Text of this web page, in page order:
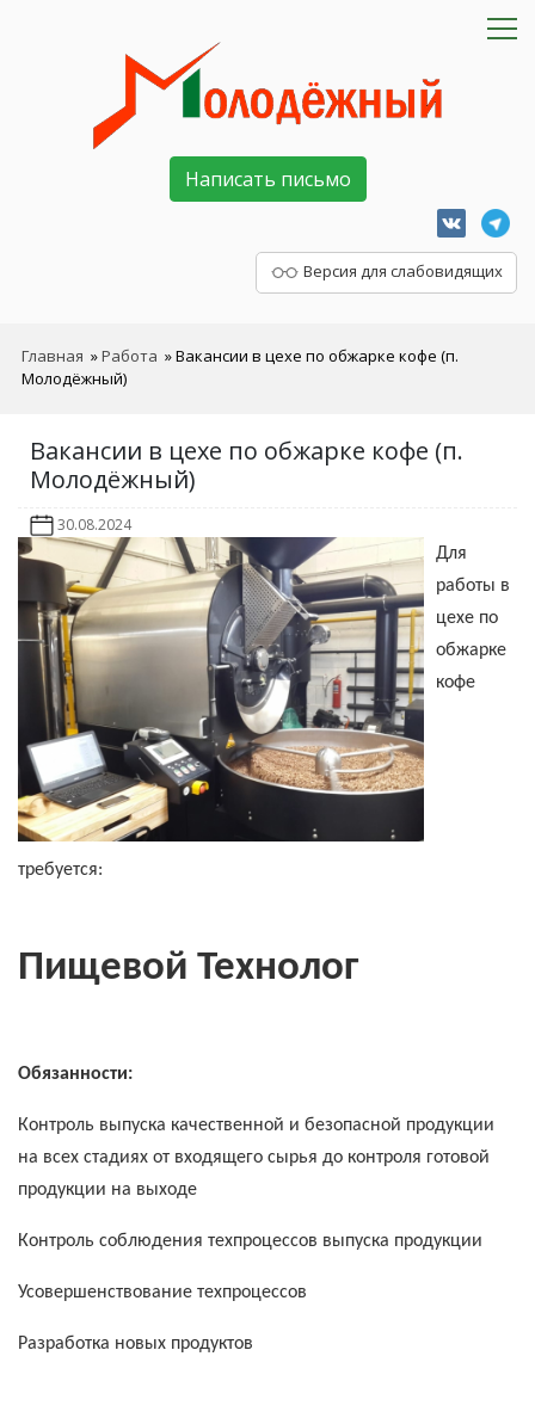
Написать письмо
Версия для слабовидящих
Главная »Работа »Вакансии в цехе по обжарке кофе (п.
Молодёжный)
Вакансии в цехе по обжарке кофе (п.
Молодёжный)
30.08.2024
Для
работы в
цехе по
обжарке
кофе
требуется:
Пищевой Технолог
Обязанности:
Контроль выпуска качественной и безопасной продукции
на всех стадиях от входящего сырья до контроля готовой
продукции на выходе
Контроль соблюдения техпроцессов выпуска продукции
Усовершенствование техпроцессов
Разработка новых продуктов